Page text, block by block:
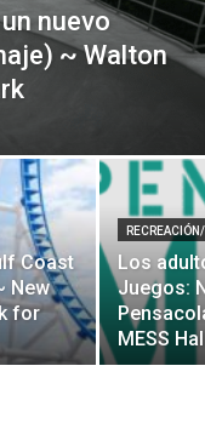
nuevo
~ Walton
Coast
New
for
Los
Juegos:
MESS